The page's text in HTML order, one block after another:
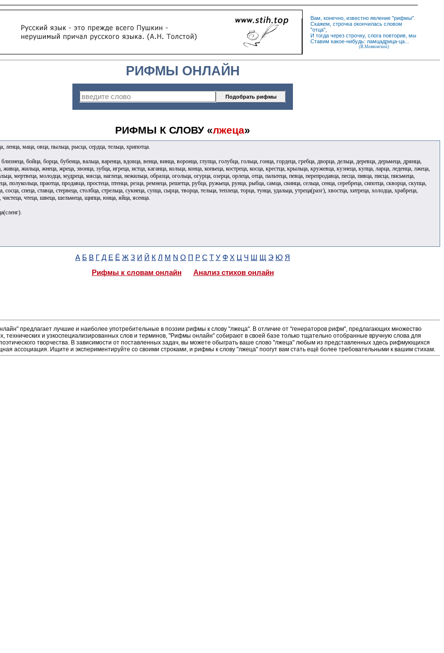
Вам, конечно, известно явление "рифмы".
Скажем, строчка окончилась словом
"отца",
И тогда через строчку, слога повторив, мы
Ставим какое-нибудь: ламцадрица-ца...
(В.Маяковский)
РИФМЫ ОНЛАЙН
РИФМЫ К СЛОВУ «лжеца»
ленца, маца, овца, пыльца, рысца, сердца, тельца, хрипотца.
близнеца, бойца, борца, бубенца, вальца, варенца, вдовца, венца, винца, воронца, глупца, голубца, гольца, гонца, гордеца, гребца, дворца, дельца, деревца, дерьмеца, дрянца,
живца, жильца, жнеца, жреца, звонца, зубца, игреца, истца, каганца, кольца, конца, копьеца, костреца, косца, крестца, крыльца, кружевца, кузнеца, купца, ларца, леденца, лжеца,
мертвеца, молодца, мудреца, мясца, наглеца, нежильца, образца, огольца, огурца, озерца, орлеца, отца, пальтеца, певца, перепродавца, песца, пивца, писца, письмеца,
полукольца, праотца, продавца, простеца, птенца, резца, ремнеца, решетца, рубца, ружьеца, рунца, рыбца, самца, свинца, сельца, сенца, серебреца, сипотца, скворца, скупца,
сосца, спеца, ставца, стервеца, столбца, стрельца, сукнеца, супца, сырца, творца, тельца, теплеца, торца, тунца, удальца, утреца(разг), хвостца, хитреца, холодца, храбреца,
чистеца, чтеца, швеца, шельмеца, щипца, юнца, яйца, ясенца.
А Б В Г Д Е Ё Ж З И Й К Л М N О П Р С Т У Ф Х Ц Ч Ш Щ Э Ю Я
Рифмы к словам онлайн
Анализ стихов онлайн
предлагает лучшие и наиболее употребительные в поэзии рифмы к слову "лжеца". В отличие от "генераторов рифм", предлагающих множество
технических и узкоспециализированных слов и терминов, "Рифмы онлайн" собирают в своей базе только тщательно отобранные вручную слова для
творчества. В зависимости от поставленных задач, вы можете обыграть ваше слово "лжеца" любым из представленных здесь рифмующихся
ассоциация. Ищите и экспериментируйте со своими строками, и рифмы к слову "лжеца" поогут вам стать ещё более требовательными к вашим стихам.